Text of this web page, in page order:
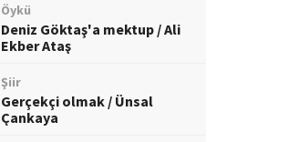
Öykü
Deniz Göktaş'a mektup / Ali
Ekber Ataş
Şiir
Gerçekçi olmak / Ünsal
Çankaya